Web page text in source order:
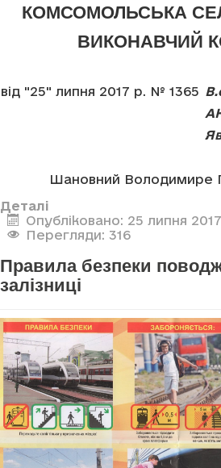
КОМСОМОЛЬСЬКА
ВИКОНАВЧИЙ
від "25" липня 2017 р. № 1365
Шановний Володимире
Деталі
Опубліковано: 25 липня 2017
Перегляди: 316
Правила безпеки
залізниці